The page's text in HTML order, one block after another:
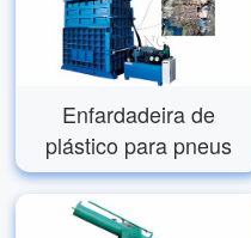
Enfardadeira de
plástico para pneus